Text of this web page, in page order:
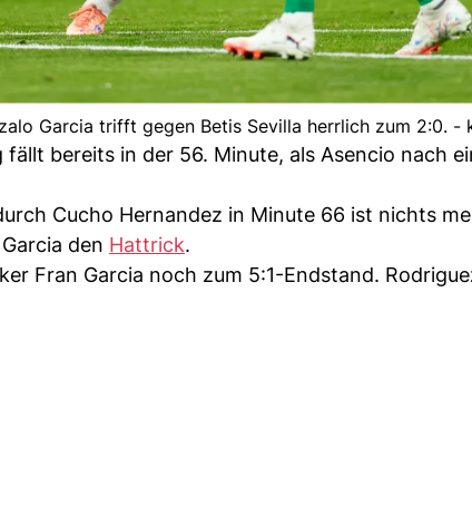
Garcia trifft gegen Betis Sevilla herrlich zum 2:0. -
bereits in der 56. Minute, als Asencio nach
Cucho Hernandez in Minute 66 ist nichts
den Hattrick.
Fran Garcia noch zum 5:1-Endstand.